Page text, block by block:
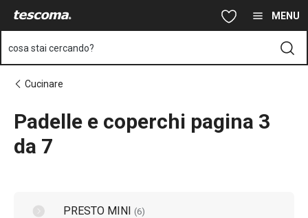
Vai al contenuto principale MENU
cosa stai cercando?
Cucinare
Padelle e coperchi pagina 3
da 7
PRESTO MINI (6)